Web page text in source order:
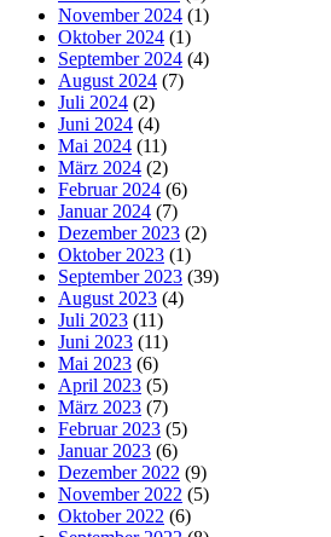
November 2024 (1)
Oktober 2024 (1)
September 2024 (4)
August 2024 (7)
Juli 2024 (2)
Juni 2024 (4)
Mai 2024 (11)
März 2024 (2)
Februar 2024 (6)
Januar 2024 (7)
Dezember 2023 (2)
Oktober 2023 (1)
September 2023 (39)
August 2023 (4)
Juli 2023 (11)
Juni 2023 (11)
Mai 2023 (6)
April 2023 (5)
März 2023 (7)
Februar 2023 (5)
Januar 2023 (6)
Dezember 2022 (9)
November 2022 (5)
Oktober 2022 (6)